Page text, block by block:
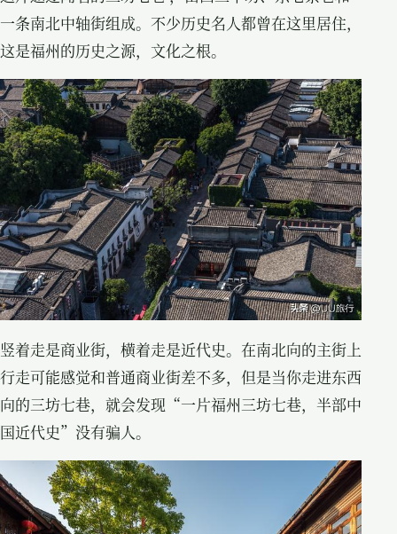
一条南北中轴街组成。不少历史名人都曾在这里居住，
这是福州的历史之源，文化之根。
竖着走是商业街，横着走是近代史。在南北向的主街上
行走可能感觉和普通商业街差不多，但是当你走进东西
向的三坊七巷，就会发现“一片福州三坊七巷，半部中
国近代史”没有骗人。